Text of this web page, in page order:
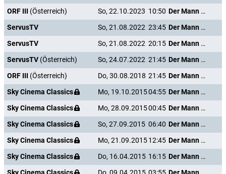
ORF III (Österreich) So, 22.10.2023 10:50
Der Mann mit dem Glasauge
ServusTV
So, 21.08.2022 23:45
Der Mann mit dem Glasauge
ServusTV
So, 21.08.2022 20:15
Der Mann mit dem Glasauge
ServusTV (Österreich) So, 24.07.2022 21:45
Der Mann mit dem Glasauge
ORF III (Österreich) Do, 30.08.2018 21:45
Der Mann mit dem Glasauge
Sky Cinema Classics
Mo, 19.10.201504:55
Der Mann mit dem Glasauge
Sky Cinema Classics
Mo, 28.09.201500:45
Der Mann mit dem Glasauge
Sky Cinema Classics
So, 27.09.2015 06:40
Der Mann mit dem Glasauge
Sky Cinema Classics
Mo, 21.09.201512:45
Der Mann mit dem Glasauge
Sky Cinema Classics
Do, 16.04.2015 16:15
Der Mann mit dem Glasauge